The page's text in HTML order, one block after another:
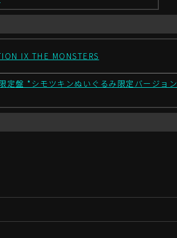
IX THE MONSTERS
定盤 *シモツキンぬいぐるみ限定バージョン